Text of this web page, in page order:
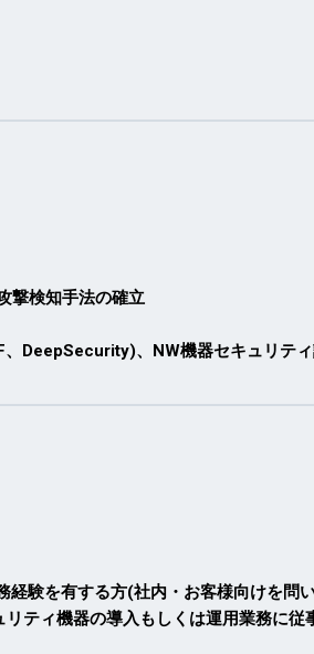
撃検知手法の確立
DeepSecurity)、NW機器セキュリテ
経験を有する方(社内・お客様向けを問
ティ機器の導入もしくは運用業務に従